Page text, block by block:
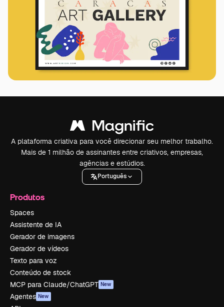
A plataforma criativa para você direcionar seu melhor trabalho.
Mais de 1 milhão de assinantes entre criativos, empresas,
agências e estúdios.
Português
Produtos
Spaces
Assistente de IA
Gerador de imagens
Gerador de vídeos
Texto para voz
Conteúdo de stock
MCP para Claude/ChatGPT New
Agentes New